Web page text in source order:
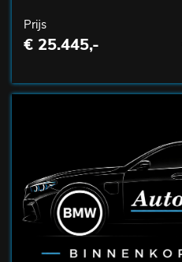
Prijs
€ 25.445,-